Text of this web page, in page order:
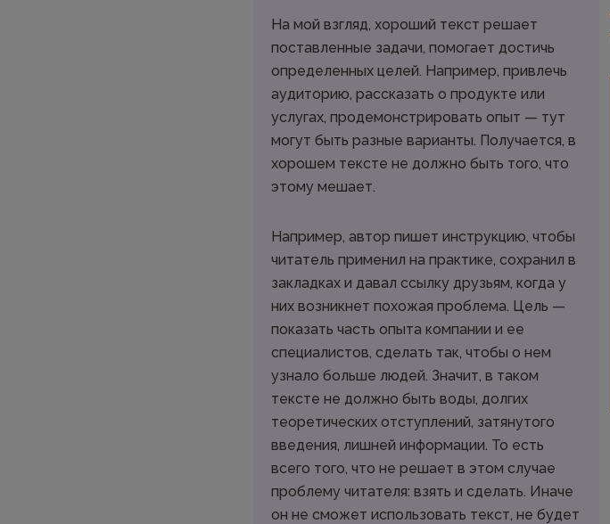
На мой взгляд, хороший текст решает
поставленные задачи, помогает достичь
определенных целей. Например, привлечь
аудиторию, рассказать о продукте или
услугах, продемонстрировать опыт — тут
могут быть разные варианты. Получается, в
хорошем тексте не должно быть того, что
этому мешает.
Например, автор пишет инструкцию, чтобы
читатель применил на практике, сохранил в
закладках и давал ссылку друзьям, когда у
них возникнет похожая проблема. Цель —
показать часть опыта компании и ее
специалистов, сделать так, чтобы о нем
узнало больше людей. Значит, в таком
тексте не должно быть воды, долгих
теоретических отступлений, затянутого
введения, лишней информации. То есть
всего того, что не решает в этом случае
проблему читателя: взять и сделать. Иначе
он не сможет использовать текст, не будет